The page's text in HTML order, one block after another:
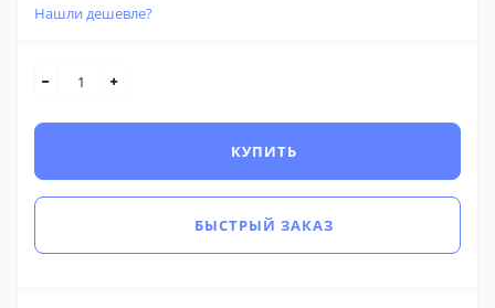
Нашли дешевле?
КУПИТЬ
БЫСТРЫЙ ЗАКАЗ